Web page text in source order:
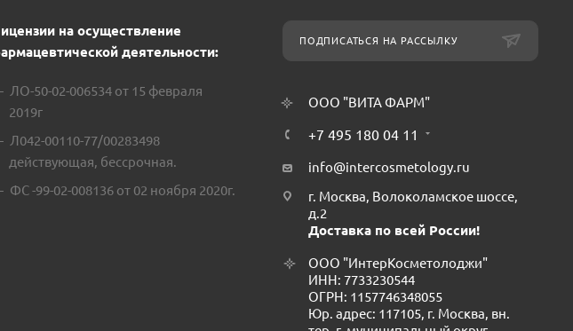
на осуществление
деятельности:
ЛО-50-02-006534 от 15 февраля
2019г
Л042-00110-77/00283498
действующая, бессрочная.
ФС -99-02-008136 от 02 ноября 2020г.
ПОДПИСАТЬСЯ НА РАССЫЛКУ
ООО "ВИТА ФАРМ"
+7 495 180 04 11
info@intercosmetology.ru
г. Москва, Волоколамское шоссе,
д.2
Доставка по всей России!
ООО "ИнтерКосметолоджи"
ИНН: 7733230544
ОГРН: 1157746348055
Юр. адрес: 117105, г. Москва, вн.